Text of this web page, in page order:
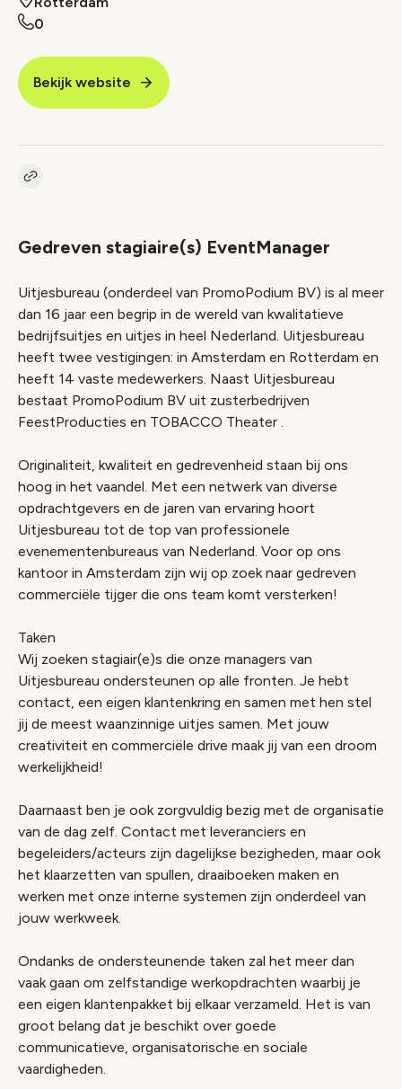
0
Bekijk website
Kopieer link naar vacature
Gedreven stagiaire(s) EventManager
Uitjesbureau (onderdeel van PromoPodium BV) is al meer
dan 16 jaar een begrip in de wereld van kwalitatieve
bedrijfsuitjes en uitjes in heel Nederland. Uitjesbureau
heeft twee vestigingen: in Amsterdam en Rotterdam en
heeft 14 vaste medewerkers. Naast Uitjesbureau
bestaat PromoPodium BV uit zusterbedrijven
FeestProducties en TOBACCO Theater .
Originaliteit, kwaliteit en gedrevenheid staan bij ons
hoog in het vaandel. Met een netwerk van diverse
opdrachtgevers en de jaren van ervaring hoort
Uitjesbureau tot de top van professionele
evenementenbureaus van Nederland. Voor op ons
kantoor in Amsterdam zijn wij op zoek naar gedreven
commerciële tijger die ons team komt versterken!
Taken
Wij zoeken stagiair(e)s die onze managers van
Uitjesbureau ondersteunen op alle fronten. Je hebt
contact, een eigen klantenkring en samen met hen stel
jij de meest waanzinnige uitjes samen. Met jouw
creativiteit en commerciële drive maak jij van een droom
werkelijkheid!
Daarnaast ben je ook zorgvuldig bezig met de organisatie
van de dag zelf. Contact met leveranciers en
begeleiders/acteurs zijn dagelijkse bezigheden, maar ook
het klaarzetten van spullen, draaiboeken maken en
werken met onze interne systemen zijn onderdeel van
jouw werkweek.
Ondanks de ondersteunende taken zal het meer dan
vaak gaan om zelfstandige werkopdrachten waarbij je
een eigen klantenpakket bij elkaar verzameld. Het is van
groot belang dat je beschikt over goede
communicatieve, organisatorische en sociale
vaardigheden.